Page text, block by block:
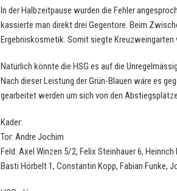
In der Halbzeitpause wurden die Fehler
kassierte man direkt drei Gegentore. Beim
Ergebniskosmetik. Somit siegte Kreuzweingarten
Natürlich könnte die HSG es auf die
Nach dieser Leistung der Grün-Blauen wäre es
gearbeitet werden um sich von den
Kader:
Tor: Andre Jochim
Feld: Axel Winzen 5/2, Felix Steinhauer 6,
Basti Hörbelt 1, Constantin Kopp, Fabian Funke,